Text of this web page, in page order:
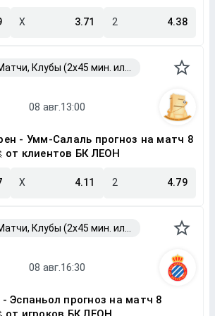
X 3.71 2 4.38
- Умм-Салаль прогноз на матч 8
от клиентов БК ЛЕОН
X 4.11 2 4.79
Эспаньол прогноз на матч 8